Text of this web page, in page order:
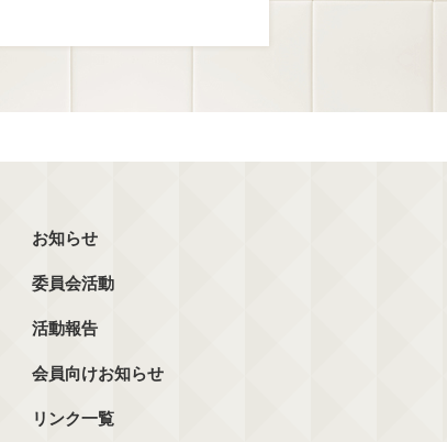
お知らせ
委員会活動
活動報告
会員向けお知らせ
リンク一覧